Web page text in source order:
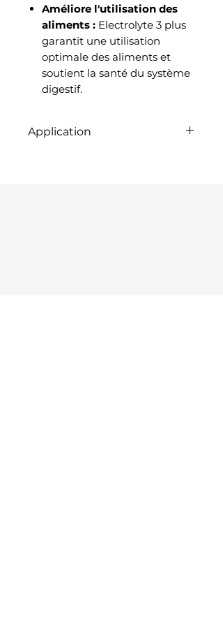
Améliore l'utilisation des
aliments : Electrolyte 3 plus
garantit une utilisation
optimale des aliments et
soutient la santé du système
digestif.
Application